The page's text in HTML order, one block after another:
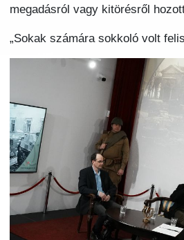
megadásról vagy kitörésről
„Sokak számára sokkoló volt